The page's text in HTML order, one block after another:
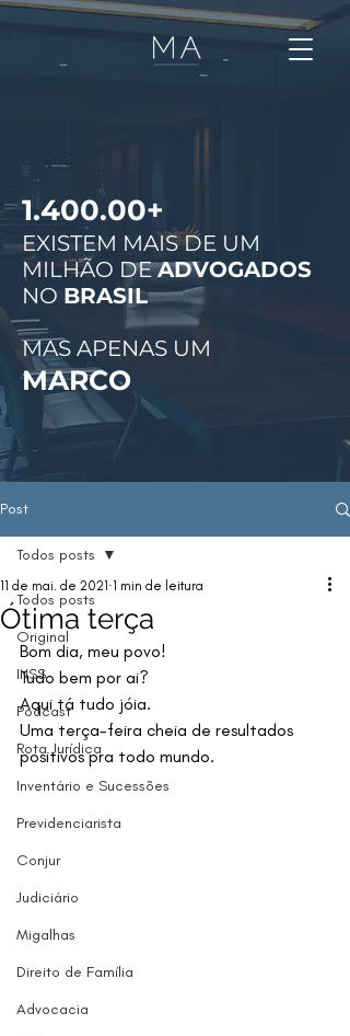
1.400.00+
EXISTEM MAIS DE UM
MILHÃO DEADVOGADOS
NO BRASIL
MAS APENAS UM
MARCO
Post
Todos posts
Original
INSS
Podcast
Rota Jurídica
Inventário e Sucessões
Previdenciarista
Conjur
Judiciário
Migalhas
Direito de Família
Advocacia
Todos posts
Ótima terça
11 de mai. de 2021 1 min de leitura
Bom dia, meu povo!
Tudo bem por ai?
Aqui tá tudo jóia.
Uma terça-feira cheia de resultados
positivos pra todo mundo.